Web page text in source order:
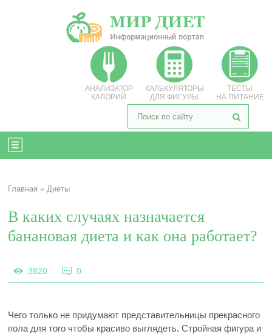
АНАЛИЗАТОР
КАЛОРИЙ
КАЛЬКУЛЯТОРЫ
ДЛЯ ФИГУРЫ
ТЕСТЫ
НА ПИТАНИЕ
Главная »Диеты
В каких случаях назначается
банановая диета и как она работает?
3820 0
Чего только не придумают представительницы прекрасного
пола для того чтобы красиво выглядеть. Стройная фигура и